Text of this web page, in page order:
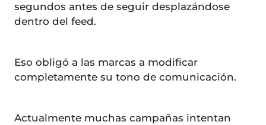
segundos antes de seguir desplazándose
dentro del feed.
Eso obligó a las marcas a modificar
completamente su tono de comunicación.
Actualmente muchas campañas intentan